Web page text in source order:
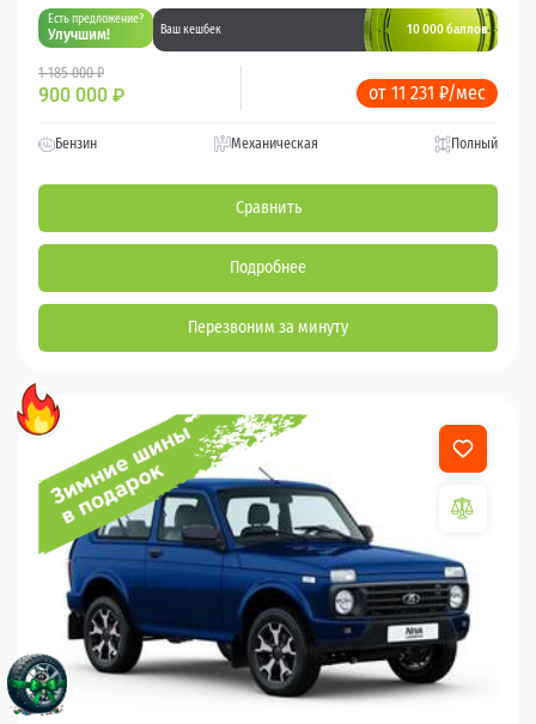
Есть предложение?
Улучшим! Ваш кешбек 10 000 баллов
1 185 000 ₽
900 000 ₽ от 11 231 ₽/мес
Бензин Механическая Полный
Сравнить
Подробнее
Перезвоним за минуту